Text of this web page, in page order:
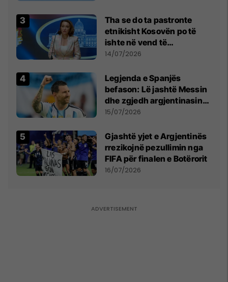
Tha se do ta pastronte
etnikisht Kosovën po të
ishte në vend të
Millosheviqit, Lëvizja e
kërkon shkarkimin e
menjëhershëm të
Snezhana Paunoviq
14/07/2026
Legjenda e Spanjës
befason: Lë jashtë Messin
dhe zgjedh argjentinasin
më të mirë në botë
15/07/2026
Gjashtë yjet e Argjentinës
rrezikojnë pezullimin nga
FIFA për finalen e Botërorit
16/07/2026